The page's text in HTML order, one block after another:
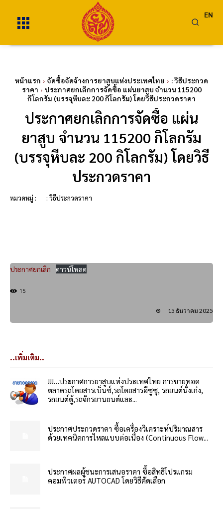
EN
หน้าแรก จัดซื้อจัดจ้างการยาสูบแห่งประเทศไทย
: วิธีประกวด
ราคา
ประกาศยกเลิกการจัดซื้อ แผ่นยาสูบ จำนวน 115200
กิโลกรัม (บรรจุหีบละ 200 กิโลกรัม) โดยวิธีประกวดราคา
ประกาศยกเลิกการจัดซื้อ แผ่น
ยาสูบ จำนวน 115200 กิโลกรัม
(บรรจุหีบละ 200 กิโลกรัม) โดยวิธี
ประกวดราคา
หมวดหมู่ : : วิธีประกวดราคา
ประกาศยกเลิก ดาวน์โหลด
15
15 ธันวาคม 2025
..เพิ่มเติม..
!!!…ประกาศการยาสูบแห่งประเทศไทย การขายทอด
ตลาดรถโดยสารเบ็นซ์,รถโดยสารอีซูซุ, รถยนต์นั่งเก๋ง,
รถยนต์ตู้,รถจักรยานยนต์และ...
ประกาศประกวดราคา ซื้อเครื่องวิเคราะห์ปริมาณสาร
ด้วยเทคนิคการไหลแบบต่อเนื่อง (Continuous Flow...
ประกาศผลผู้ชนะการเสนอราคา ซื้อสิทธิโปรแกรม
คอมพิวเตอร์ AUTOCAD โดยวิธีคัดเลือก